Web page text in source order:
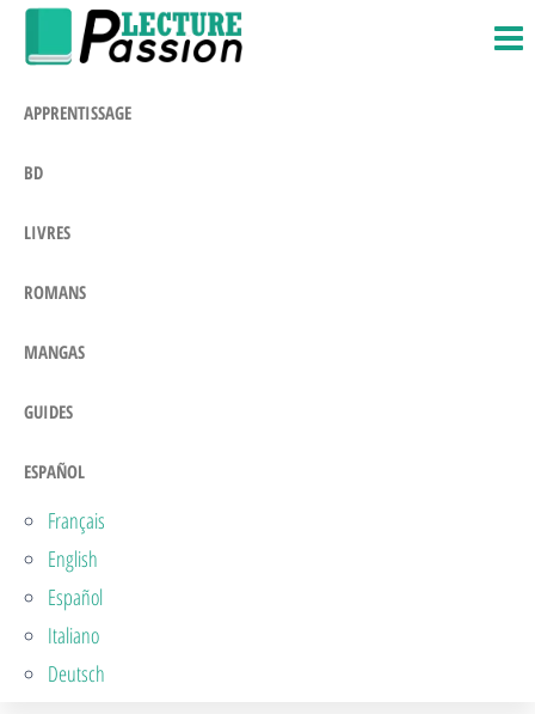
Saltar
APPRENTISSAGE
BD
LIVRES
ROMANS
MANGAS
GUIDES
ESPAÑOL
Français
English
Español
Italiano
Deutsch